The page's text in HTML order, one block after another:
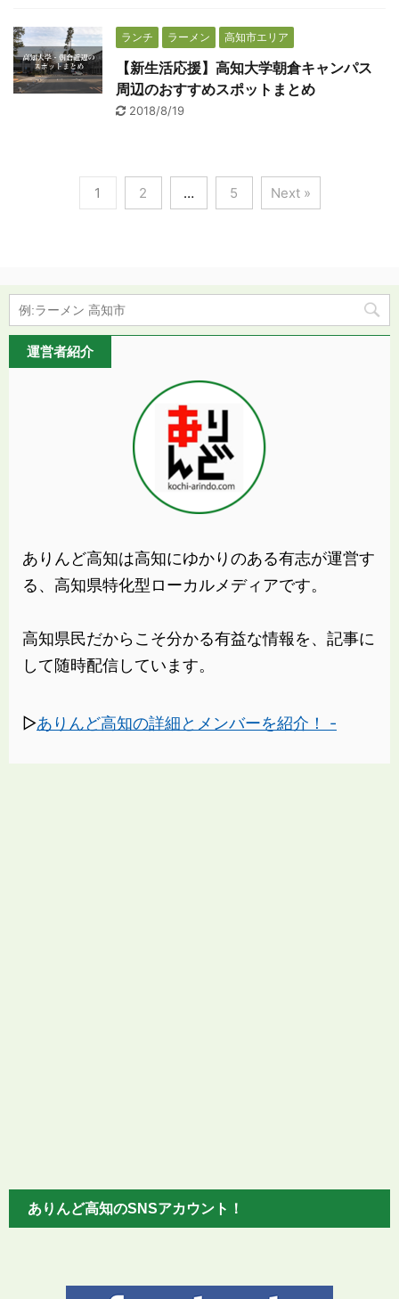
ランチ ラーメン 高知市エリア
【新生活応援】高知大学朝倉キャンパス
周辺のおすすめスポットまとめ
2018/8/19
1 2 … 5 Next »
運営者紹介
ありんど高知は高知にゆかりのある有志が運営す
る、高知県特化型ローカルメディアです。
高知県民だからこそ分かる有益な情報を、記事に
して随時配信しています。
▷ありんど高知の詳細とメンバーを紹介！ -
ありんど高知のSNSアカウント！